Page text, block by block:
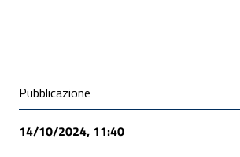
ALLEGATI
Condivisione social
Pubblicazione
14/10/2024, 11:40